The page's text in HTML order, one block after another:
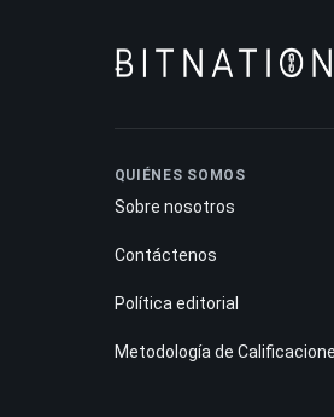
QUIÉNES SOMOS
Sobre nosotros
Contáctenos
Política editorial
Metodología de